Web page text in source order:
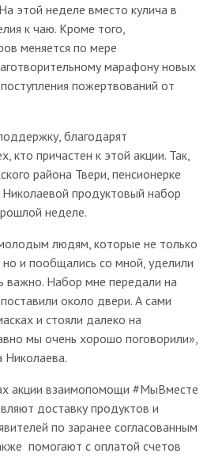
этой неделе вместо кулича в
к чаю. Кроме того,
меняется по мере
марафону новых
пожертвований от
благодарят
кто причастен к этой акции. Так,
района Твери, пенсионерке
продуктовый набор
неделе.
людям, которые не только
и пообщались со мной, уделили
важно. Набор мне передали на
около двери. А сами
и стояли далеко на
мы очень хорошо поговорили»,
Николаева.
акции взаимопомощи #МыВместе
доставку продуктов и
по заранее согласованным
помогают с оплатой счетов